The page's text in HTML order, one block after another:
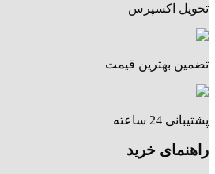
تحویل اکسپرس
تضمین بهترین قیمت
پشتیبانی 24 ساعته
راهنمای خرید